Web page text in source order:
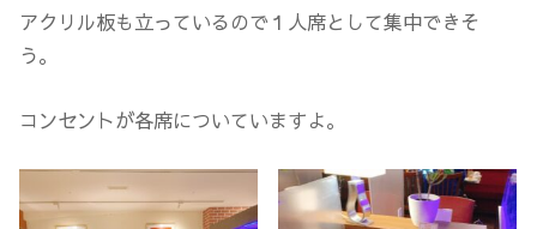
アクリル板も立っているので１人席として集中できそ
う。
コンセントが各席についていますよ。